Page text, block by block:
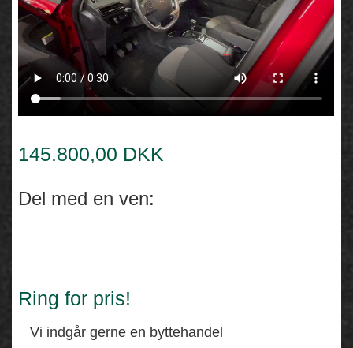
145.800,00 DKK
Del med en ven:
Ring for pris!
Vi indgår gerne en byttehandel